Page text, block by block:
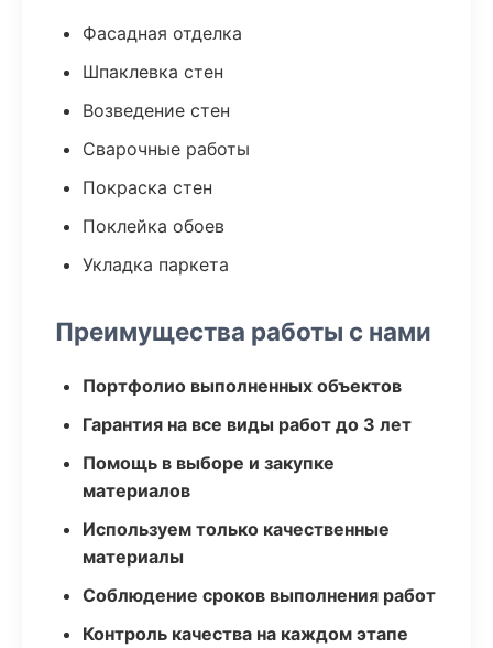
Фасадная отделка
Шпаклевка стен
Возведение стен
Сварочные работы
Покраска стен
Поклейка обоев
Укладка паркета
Преимущества работы с нами
Портфолио выполненных объектов
Гарантия на все виды работ до 3 лет
Помощь в выборе и закупке
материалов
Используем только качественные
материалы
Соблюдение сроков выполнения работ
Контроль качества на каждом этапе